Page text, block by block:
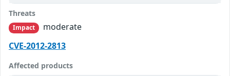
Threats
Impact
moderate
CVE-2012-2813
Affected products